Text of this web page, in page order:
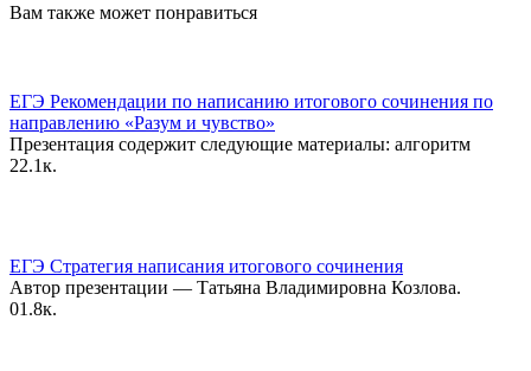
Вам также может понравиться
ЕГЭ Рекомендации по написанию итогового сочинения по
направлению «Разум и чувство»
Презентация содержит следующие материалы: алгоритм
22.1к.
ЕГЭ Стратегия написания итогового сочинения
Автор презентации — Татьяна Владимировна Козлова.
01.8к.